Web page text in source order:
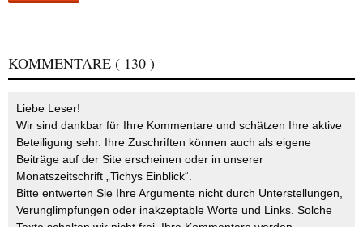
KOMMENTARE ( 130 )
Liebe Leser!
Wir sind dankbar für Ihre Kommentare und schätzen Ihre aktive
Beteiligung sehr. Ihre Zuschriften können auch als eigene
Beiträge auf der Site erscheinen oder in unserer
Monatszeitschrift „Tichys Einblick“.
Bitte entwerten Sie Ihre Argumente nicht durch Unterstellungen,
Verunglimpfungen oder inakzeptable Worte und Links. Solche